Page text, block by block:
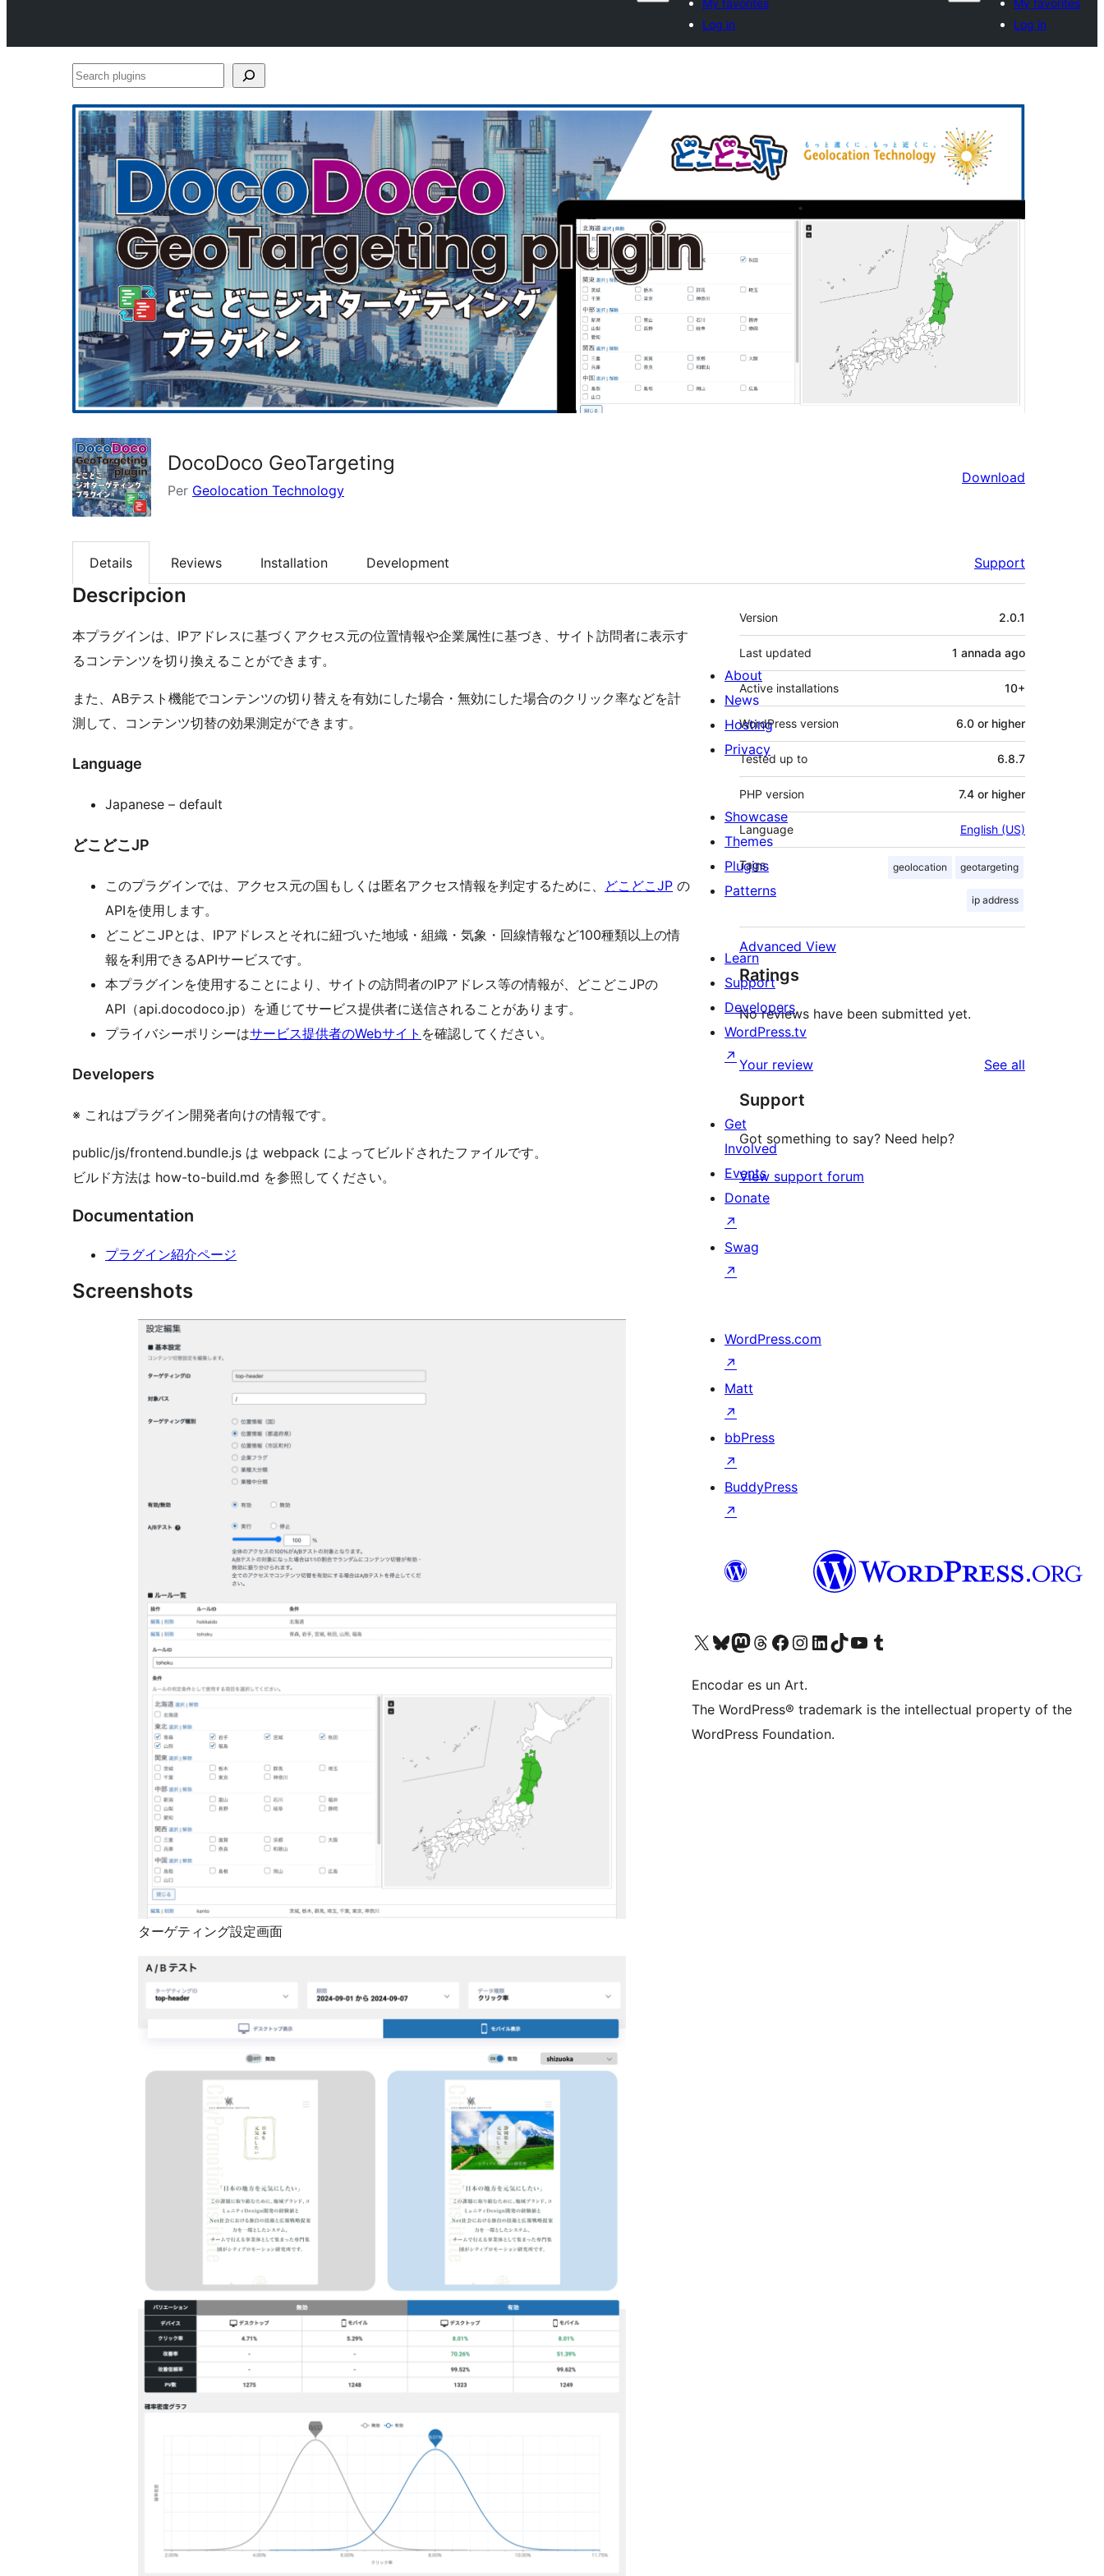
My favorites
Log in
My favorites
Log in
Search
DocoDoco GeoTargeting
Per Geolocation Technology
Download
Details Reviews Installation Development Support
Descripcion
本プラグインは、IPアドレスに基づくアクセス元の位置情報や企業属性に基づき、サイト訪問者に表示す
るコンテンツを切り換えることができます。
また、ABテスト機能でコンテンツの切り替えを有効にした場合・無効にした場合のクリック率などを計
測して、コンテンツ切替の効果測定ができます。
Language
Japanese – default
どこどこJP
このプラグインでは、アクセス元の国もしくは匿名アクセス情報を判定するために、 どこどこJP の
APIを使用します。
どこどこJPとは、IPアドレスとそれに紐づいた地域・組織・気象・回線情報など100種類以上の情
報を利用できるAPIサービスです。
本プラグインを使用することにより、サイトの訪問者のIPアドレス等の情報が、どこどこJPの
API（api.docodoco.jp）を通じてサービス提供者に送信されることがあります。
プライバシーポリシーはサービス提供者のWebサイト を確認してください。
Developers
※ これはプラグイン開発者向けの情報です。
public/js/frontend.bundle.js は webpack によってビルドされたファイルです。
ビルド方法は how-to-build.md を参照してください。
Documentation
プラグイン紹介ページ
Screenshots
ターゲティング設定画面
Mèta
Version 2.0.1
Last updated 1 annada ago
Active installations 10+
WordPress version 6.0 or higher
Tested up to 6.8.7
PHP version 7.4 or higher
Language English (US)
Tags geolocation geotargeting
ip address
Advanced View
Ratings
No reviews have been submitted yet.
Your review See all
Support
Got something to say? Need help?
View support forum
About
News
Hosting
Privacy
Showcase
Themes
Plugins
Patterns
Learn
Support
Developers
WordPress.tv
↗
Get
Involved
Events
Donate
↗
Swag
↗
WordPress.com
↗
Matt
↗
bbPress
↗
BuddyPress
↗
Visit our X (formerly Twitter) account
Visit our Bluesky account
Visit our Mastodon account
Visit our Threads account
Visit our Facebook page
Visit our Instagram account
Visit our LinkedIn account
Visit our TikTok account
Visit our YouTube channel
Visit our Tumblr account
Encodar es un Art.
The WordPress® trademark is the intellectual property of the
WordPress Foundation.